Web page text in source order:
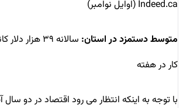
Indeed.ca (اوایل نوامبر)
متوسط دستمزد در استان:
کار در هفته
با توجه به اینکه انتظار می رود اقتصاد در دو